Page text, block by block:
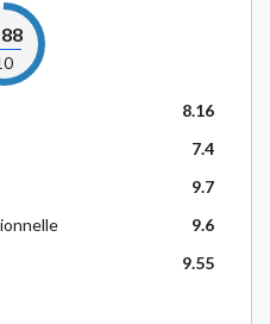
8.16
7.4
9.7
9.6
9.55